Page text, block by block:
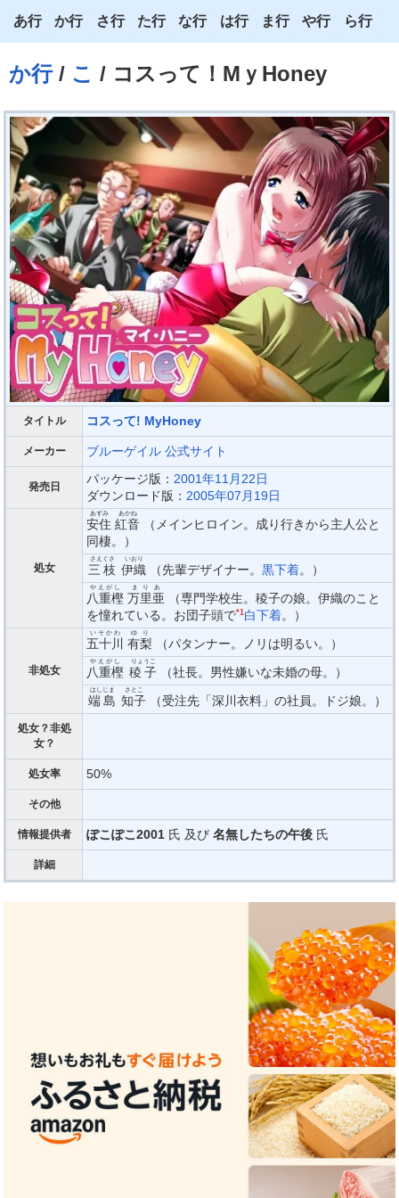
か行/ こ / コスって！MｙHoney
あ行
い
う
え
お
か行
き
く
け
こ
さ行
し
す
せ
そ
た行
ち
つ
と
な行
に
ぬ
の
は行
ひ
ふ
へ
ほ
ま行
み
む
め
も
や行
ゆ
よ
わ
ら行
る
れ
ろ
タイトル コスって! MyHoney
メーカー ブルーゲイル 公式サイト
発売日
パッケージ版： 2001年11月22日
ダウンロード版： 2005年07月19日
処女
安住
あずみ
紅音
あかね
（メインヒロイン。成り行きから主人公と
同棲。）
三枝
さえぐさ
伊織
いおり
（先輩デザイナー。黒下着。）
八重樫
やえがし
万里亜
まりあ
（専門学校生。稜子の娘。伊織のこと
を憧れている。お団子頭で*1白下着。）
非処女
五十川
いそかわ
有梨
ゆり
（パタンナー。ノリは明るい。）
八重樫
やえがし
稜子
りょうこ
（社長。男性嫌いな未婚の母。）
端島
はしじま
知子
さとこ
（受注先「深川衣料」の社員。ドジ娘。）
処女？非処
女？
処女率 50%
その他
情報提供者 ぽこぽこ2001 氏 及び 名無したちの午後 氏
詳細